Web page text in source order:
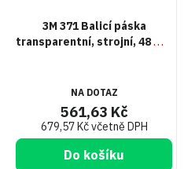
3M 371 Balicí páska
transparentní, strojní, 48 mm
NA DOTAZ
679,57 Kč včetně DPH
561,63 Kč
Do košíku